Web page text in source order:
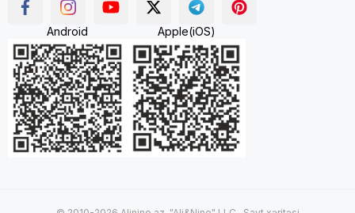
Android Apple(iOS)